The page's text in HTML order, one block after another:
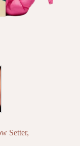
Setter,